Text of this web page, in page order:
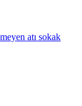
atı sokak